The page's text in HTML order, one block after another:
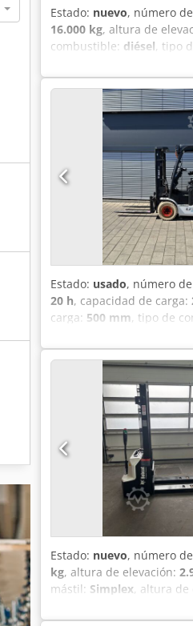
Estado: nuevo, número
16.000 kg, altura de
combustible: diésel, tipo
100%, peso total:19.300
FDC0H-5107-00494
Estado: usado, número
20 h, capacidad de carga:
carga: 500 mm, tipo de
tamaño del neumático
Crsdpey Hau Iofx Abtjf
Estado: nuevo, número
kg, altura de elevación:
mástil: Simplex, altura de
24 V, 60 Ah Crodpjzfd